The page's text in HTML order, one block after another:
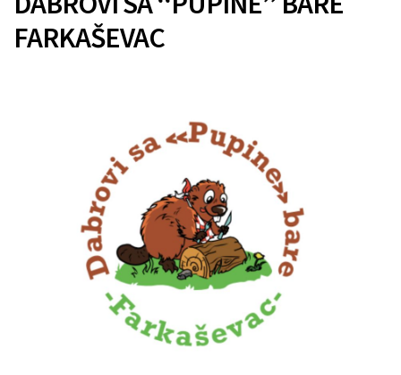
FARKAŠEVAC